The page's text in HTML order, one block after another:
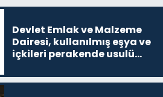
Devlet Emlak ve Malzeme
Dairesi, kullanılmış eşya ve
içkileri perakende usulü